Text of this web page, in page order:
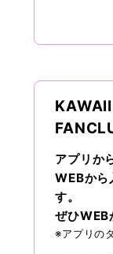
アプリか
WEBから
す。
ぜひWEB
※アプリの